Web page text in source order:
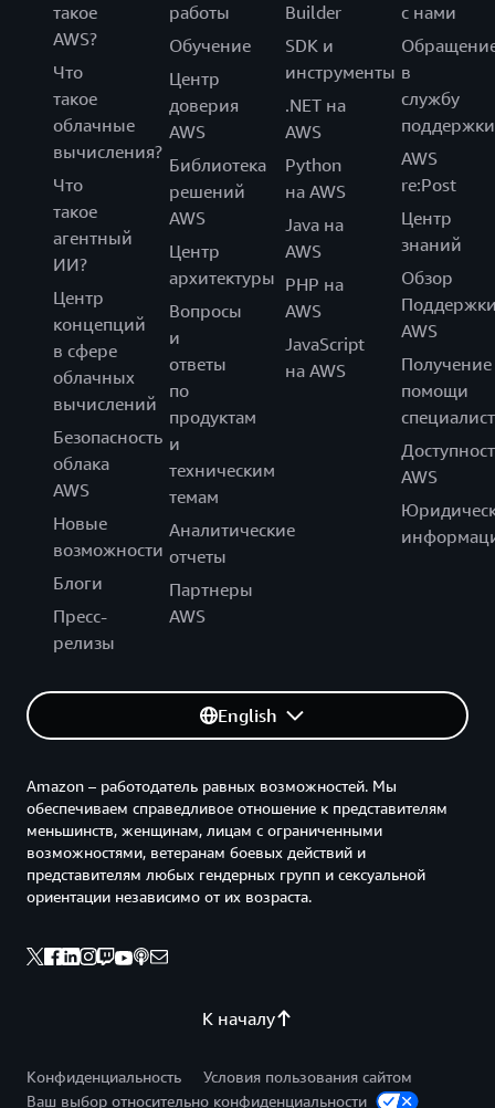
такое
AWS?
Что
такое
облачные
вычисления?
Что
такое
агентный
ИИ?
Центр
концепций
в сфере
облачных
вычислений
Безопасность
облака
AWS
Новые
возможности
Блоги
Пресс-
релизы
работы
Обучение
Центр
доверия
AWS
Библиотека
решений
AWS
Центр
архитектуры
Вопросы
и
ответы
по
продуктам
и
техническим
темам
Аналитические
отчеты
Партнеры
AWS
Builder
SDK и
инструменты
.NET на
AWS
Python
на AWS
Java на
AWS
PHP на
AWS
JavaScript
на AWS
с нами
в
службу
поддержки
AWS
re:Post
Центр
знаний
Обзор
AWS
Получение
помощи
AWS
English
К началу
Amazon – работодатель равных возможностей. Мы
обеспечиваем справедливое отношение к представителям
меньшинств, женщинам, лицам с ограниченными
возможностями, ветеранам боевых действий и
представителям любых гендерных групп и сексуальной
ориентации независимо от их возраста.
Конфиденциальность
Условия пользования сайтом
Ваш выбор относительно конфиденциальности